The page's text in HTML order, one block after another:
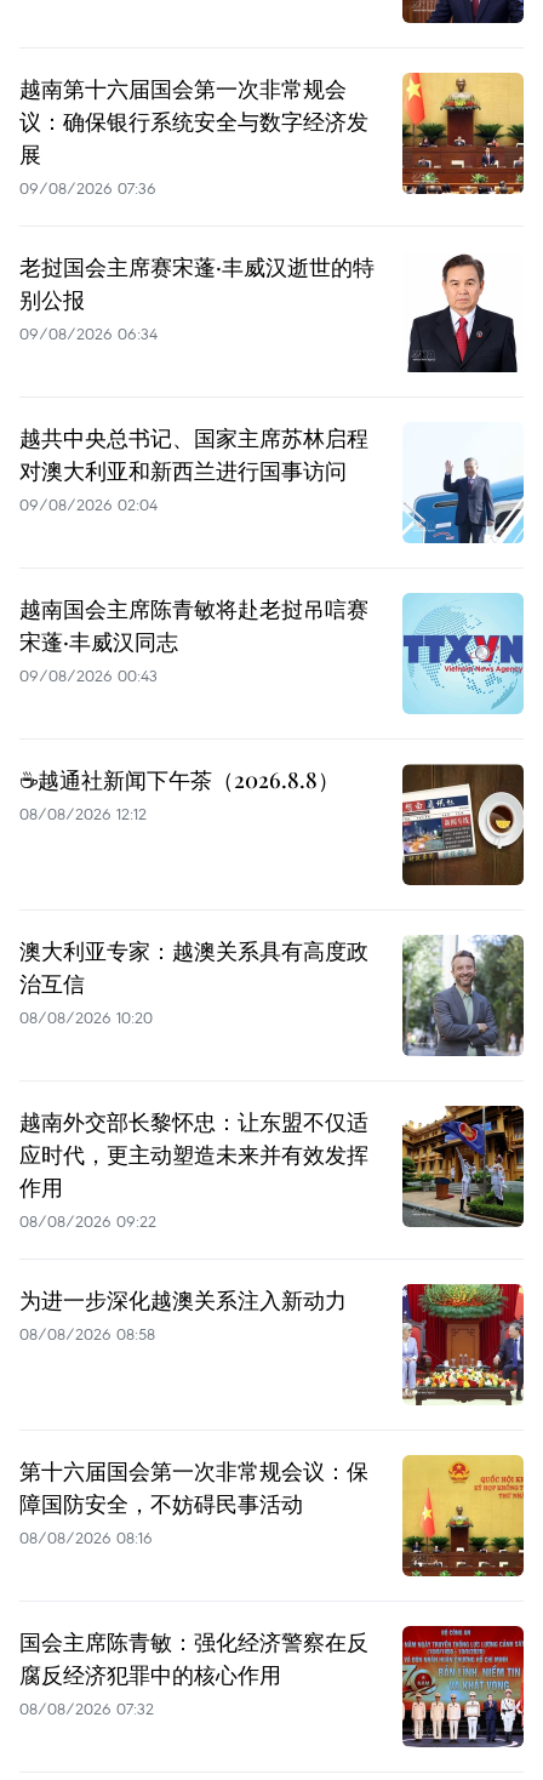
越南第十六届国会第一次非常规会
议：确保银行系统安全与数字经济发
展
09/08/2026 07:36
老挝国会主席赛宋蓬·丰威汉逝世的特
别公报
09/08/2026 06:34
越共中央总书记、国家主席苏林启程
对澳大利亚和新西兰进行国事访问
09/08/2026 02:04
越南国会主席陈青敏将赴老挝吊唁赛
宋蓬·丰威汉同志
09/08/2026 00:43
☕️越通社新闻下午茶（2026.8.8）
08/08/2026 12:12
澳大利亚专家：越澳关系具有高度政
治互信
08/08/2026 10:20
越南外交部长黎怀忠：让东盟不仅适
应时代，更主动塑造未来并有效发挥
作用
08/08/2026 09:22
为进一步深化越澳关系注入新动力
08/08/2026 08:58
第十六届国会第一次非常规会议：保
障国防安全，不妨碍民事活动
08/08/2026 08:16
国会主席陈青敏：强化经济警察在反
腐反经济犯罪中的核心作用
08/08/2026 07:32